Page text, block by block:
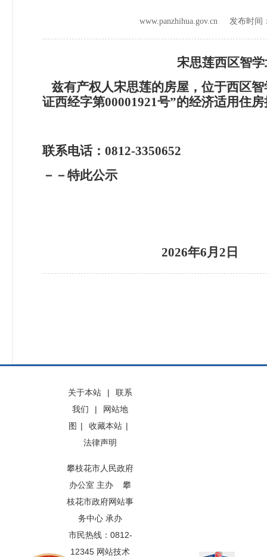
www.panzhihua.gov.cn 发布时间
宋思莲西区智
兹有产权人宋思莲的房屋，位于西区
证西经字第00001921号”的经济适用住
联系电话：0812-3350652
－－特此公示
2026年6月2日
关于本站 |
联系
我们
|
网站地
图 | 收藏本站 |
法律声明
攀枝花市人民政府
办公室 主办 攀
枝花市政府网站事
务中心 承办
市民热线：0812-
12345 网站技术